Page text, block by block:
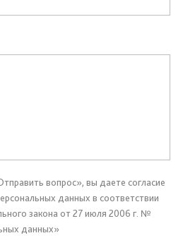
вопрос», вы даете согласие
данных в соответствии
закона от 27 июля 2006 г. №
данных»